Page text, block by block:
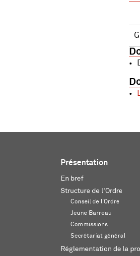
Présentation
En bref
Structure de l'Ordre
Conseil de l'Ordre
Jeune Barreau
Commissions
Secrétariat général
Réglementation de la